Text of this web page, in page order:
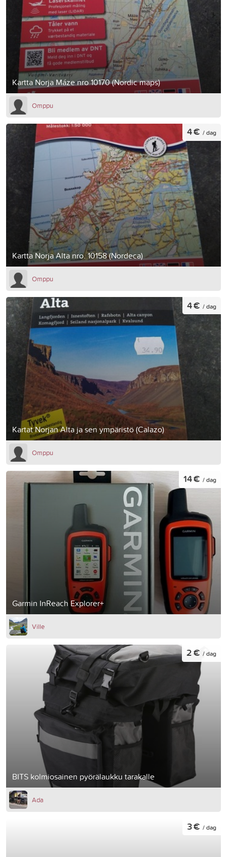
Kartta Norja Máze nro 10170 (Nordic maps)
Omppu
Kartta Norja Alta nro. 10158 (Nordeca)
4 € / dag
Omppu
Kartat Norjan Alta ja sen ympäristö (Calazo)
4 € / dag
Omppu
Garmin InReach Explorer+
14 € / dag
Ville
BITS kolmiosainen pyörälaukku tarakalle
2 € / dag
Ada
3 € / dag